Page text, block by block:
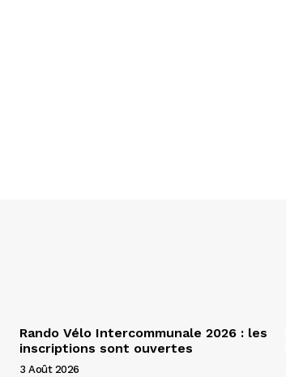
Rando Vélo Intercommunale 2026 : les
inscriptions sont ouvertes
3 Août 2026